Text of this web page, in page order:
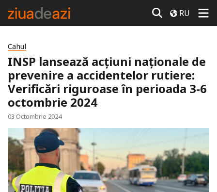
RU
Cahul
INSP lansează acțiuni naționale de
prevenire a accidentelor rutiere:
Verificări riguroase în perioada 3-6
octombrie 2024
03 Octombrie 2024